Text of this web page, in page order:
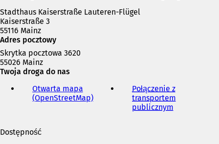
Stadthaus Kaiserstraße Lauteren-Flügel
Kaiserstraße 3
55116 Mainz
Adres pocztowy
Skrytka pocztowa 3620
55026 Mainz
Twoja droga do nas
Otwarta mapa
(OpenStreetMap)(
Połączenie z
transportem
publicznym
Dostępność